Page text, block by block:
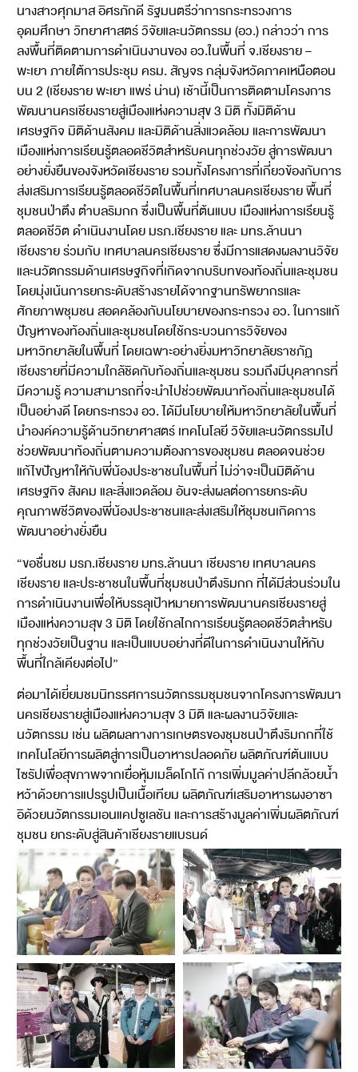
นางสาวศุภมาส อิศรภักดี รัฐมนตรีว่าการกระทรวงการ
อุดมศึกษา วิทยาศาสตร์ วิจัยและนวัตกรรม (อว.) กล่าวว่า การ
ลงพื้นที่ติดตามการดำเนินงานของ อว.ในพื้นที่ จ.เชียงราย –
พะเยา ภายใต้การประชุม ครม. สัญจร กลุ่มจังหวัดภาคเหนือตอน
บน 2 (เชียงราย พะเยา แพร่ น่าน) เช้านี้เป็นการติดตามโครงการ
พัฒนานครเชียงรายสู่เมืองแห่งความสุข 3 มิติ ทั้งมิติด้าน
เศรษฐกิจ มิติด้านสังคม และมิติด้านสิ่งแวดล้อม และการพัฒนา
เมืองแห่งการเรียนรู้ตลอดชีวิตสำหรับคนทุกช่วงวัย สู่การพัฒนา
อย่างยั่งยืนของจังหวัดเชียงราย รวมทั้งโครงการที่เกี่ยวข้องกับการ
ส่งเสริมการเรียนรู้ตลอดชีวิตในพื้นที่เทศบาลนครเชียงราย พื้นที่
ชุมชนป่าตึง ตำบลริมกก ซึ่งเป็นพื้นที่ต้นแบบ เมืองแห่งการเรียนรู้
ตลอดชีวิต ดำเนินงานโดย มรภ.เชียงราย และ มทร.ล้านนา
เชียงราย ร่วมกับ เทศบาลนครเชียงราย ซึ่งมีการแสดงผลงานวิจัย
และนวัตกรรมด้านเศรษฐกิจที่เกิดจากบริบทของท้องถิ่นและชุมชน
โดยมุ่งเน้นการยกระดับสร้างรายได้จากฐานทรัพยากรและ
ศักยภาพชุมชน สอดคล้องกับนโยบายของกระทรวง อว. ในการแก้
ปัญหาของท้องถิ่นและชุมชนโดยใช้กระบวนการวิจัยของ
มหาวิทยาลัยในพื้นที่ โดยเฉพาะอย่างยิ่งมหาวิทยาลัยราชภัฏ
เชียงรายที่มีความใกล้ชิดกับท้องถิ่นและชุมชน รวมถึงมีบุคลากรที่
มีความรู้ ความสามารถที่จะนำไปช่วยพัฒนาท้องถิ่นและชุมชนได้
เป็นอย่างดี โดยกระทรวง อว. ได้มีนโยบายให้มหาวิทยาลัยในพื้นที่
นำองค์ความรู้ด้านวิทยาศาสตร์ เทคโนโลยี วิจัยและนวัตกรรมไป
ช่วยพัฒนาท้องถิ่นตามความต้องการของชุมชน ตลอดจนช่วย
แก้ไขปัญหาให้กับพี่น้องประชาชนในพื้นที่ ไม่ว่าจะเป็นมิติด้าน
เศรษฐกิจ สังคม และสิ่งแวดล้อม อันจะส่งผลต่อการยกระดับ
คุณภาพชีวิตของพี่น้องประชาชนและส่งเสริมให้ชุมชนเกิดการ
พัฒนาอย่างยั่งยืน
“ขอชื่นชม มรภ.เชียงราย มทร.ล้านนา เชียงราย เทศบาลนคร
เชียงราย และประชาชนในพื้นที่ชุมชนป่าตึงริมกก ที่ได้มีส่วนร่วมใน
การดำเนินงานเพื่อให้บรรลุเป้าหมายการพัฒนานครเชียงรายสู่
เมืองแห่งความสุข 3 มิติ โดยใช้กลไกการเรียนรู้ตลอดชีวิตสำหรับ
ทุกช่วงวัยเป็นฐาน และเป็นแบบอย่างที่ดีในการดำเนินงานให้กับ
พื้นที่ใกล้เคียงต่อไป”
ต่อมาได้เยี่ยมชมนิทรรศการนวัตกรรมชุมชนจากโครงการพัฒนา
นครเชียงรายสู่เมืองแห่งความสุข 3 มิติ และผลงานวิจัยและ
นวัตกรรม เช่น ผลิตผลทางการเกษตรของชุมชนป่าตึงริมกกที่ใช้
เทคโนโลยีการผลิตสู่การเป็นอาหารปลอดภัย ผลิตภัณฑ์ต้นแบบ
ไซรัปเพื่อสุขภาพจากเยื่อหุ้มเมล็ดโกโก้ การเพิ่มมูลค่าปลีกล้วยน้ำ
หว้าด้วยการแปรรูปเป็นเนื้อเทียม ผลิตภัณฑ์เสริมอาหารผงอาซา
อิด้วยนวัตกรรมเอนแคปซูเลชัน และการสร้างมูลค่าเพิ่มผลิตภัณฑ์
ชุมชน ยกระดับสู่สินค้าเชียงรายแบรนด์